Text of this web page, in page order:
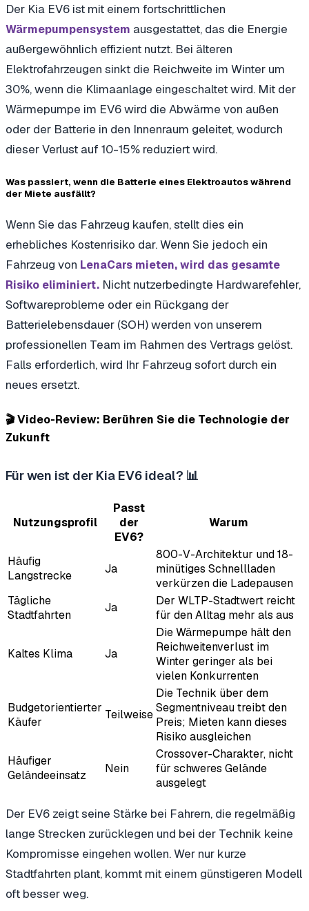
Der Kia EV6 ist mit einem fortschrittlichen
Wärmepumpensystem ausgestattet, das die Energie
außergewöhnlich effizient nutzt. Bei älteren
Elektrofahrzeugen sinkt die Reichweite im Winter um
30%, wenn die Klimaanlage eingeschaltet wird. Mit der
Wärmepumpe im EV6 wird die Abwärme von außen
oder der Batterie in den Innenraum geleitet, wodurch
dieser Verlust auf 10-15% reduziert wird.
Was passiert, wenn die Batterie eines Elektroautos während
der Miete ausfällt?
Wenn Sie das Fahrzeug kaufen, stellt dies ein
erhebliches Kostenrisiko dar. Wenn Sie jedoch ein
Fahrzeug von LenaCars mieten, wird das gesamte
Risiko eliminiert. Nicht nutzerbedingte Hardwarefehler,
Softwareprobleme oder ein Rückgang der
Batterielebensdauer (SOH) werden von unserem
professionellen Team im Rahmen des Vertrags gelöst.
Falls erforderlich, wird Ihr Fahrzeug sofort durch ein
neues ersetzt.
🎬 Video-Review: Berühren Sie die Technologie der
Zukunft
Für wen ist der Kia EV6 ideal? 📊
Nutzungsprofil
Passt
der
EV6?
Warum
Häufig
Langstrecke
Ja
800-V-Architektur und 18-
minütiges Schnellladen
verkürzen die Ladepausen
Tägliche
Stadtfahrten
Ja
Der WLTP-Stadtwert reicht
für den Alltag mehr als aus
Kaltes Klima Ja
Die Wärmepumpe hält den
Reichweitenverlust im
Winter geringer als bei
vielen Konkurrenten
Budgetorientierter
Käufer
Teilweise
Die Technik über dem
Segmentniveau treibt den
Preis; Mieten kann dieses
Risiko ausgleichen
Häufiger
Geländeeinsatz
Nein
Crossover-Charakter, nicht
für schweres Gelände
ausgelegt
Der EV6 zeigt seine Stärke bei Fahrern, die regelmäßig
lange Strecken zurücklegen und bei der Technik keine
Kompromisse eingehen wollen. Wer nur kurze
Stadtfahrten plant, kommt mit einem günstigeren Modell
oft besser weg.